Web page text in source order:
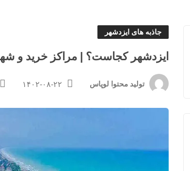
جاذبه های ایزدشهر
ایزدشهر کجاست؟ | مراکز خرید و
تولید محتوا لوپاس ۱۴۰۲-۰۸-۲۲